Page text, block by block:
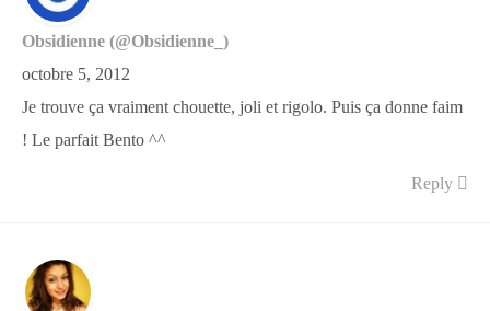
Obsidienne (@Obsidienne_)
octobre 5, 2012
Je trouve ça vraiment chouette, joli et rigolo. Puis ça donne faim
! Le parfait Bento ^^
Reply